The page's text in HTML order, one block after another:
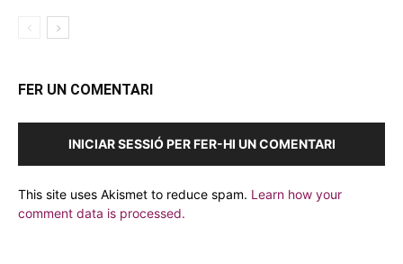
FER UN COMENTARI
INICIAR SESSIÓ PER FER-HI UN COMENTARI
This site uses Akismet to reduce spam. Learn how your
comment data is processed.